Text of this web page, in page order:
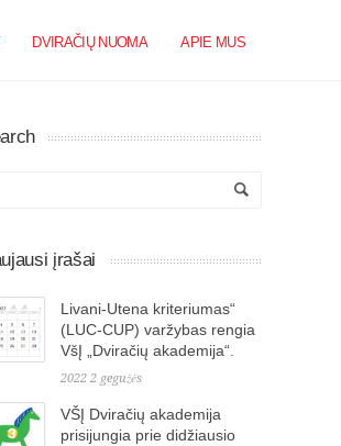
DVIRAČIŲ NUOMA APIE MUS
įrašai
Livani-Utena kriteriumas“
(LUC-CUP) varžybas rengia
VšĮ „Dviračių akademija“.
2022 2 gegužės
VŠĮ Dviračių akademija
prisijungia prie didžiausio